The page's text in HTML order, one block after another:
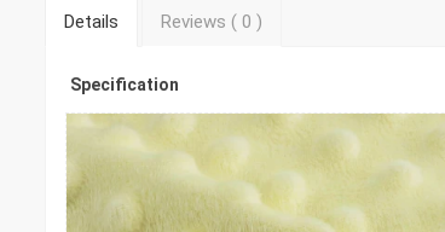
Details Reviews ( 0 )
Specification